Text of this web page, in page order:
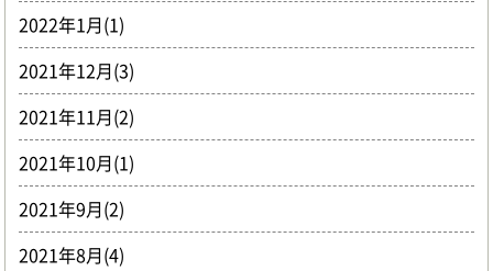
2022年1月(1)
2021年12月(3)
2021年11月(2)
2021年10月(1)
2021年9月(2)
2021年8月(4)